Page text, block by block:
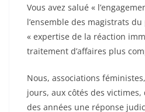
Vous avez salué «
l’ensemble des magistrats
« expertise de la réaction
traitement d’affaires plus
Nous, associations
jours, aux côtés des
des années une réponse